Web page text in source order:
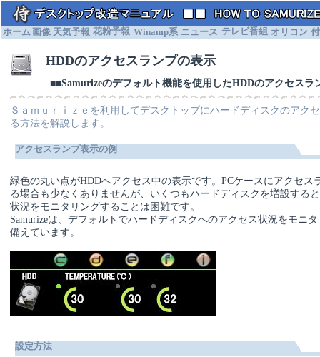
ホーム画像 天気予報 花粉予報 Winamp系 ニュース テレビ番組 オリコン
HDDのアクセスランプの表示
■■Samurizeのデフォルト機能を使用したHDDのアクセスラ
Ｓａｍｕｒｉｚｅを利用してデスクトップにハードディスクのアク
る方法を解説します。
アクセスランプ表示の例
緑色の丸い点がHDDへアクセス中の表示です。PCケースにアクセス
る場合も少なくありませんが、いくつもハードディスクを増設する
状況をモニタリングすることは困難です。
Samurizeは、デフォルトでハードディスクへのアクセス状況をモニ
備えています。
設定方法